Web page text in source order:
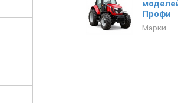
Профи
Марки